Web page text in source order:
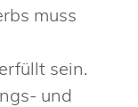
muss
sein.
und